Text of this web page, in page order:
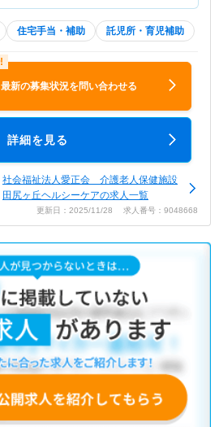
住宅手当・補助 託児所・育児補助
最新の募集状況を問い合わせる
詳細を見る
社会福祉法人愛正会 介護老人保健施設
田尻ヶ丘ヘルシーケアの求人一覧
更新日：2025/11/28 求人番号：9048668